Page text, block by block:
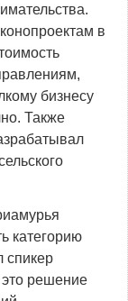
в
бизнесу
Также
категорию
спикер
это решение